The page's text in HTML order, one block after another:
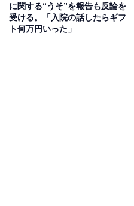
に関する“うそ”を報告も反論を
受ける。「入院の話したらギフ
ト何万円いった」